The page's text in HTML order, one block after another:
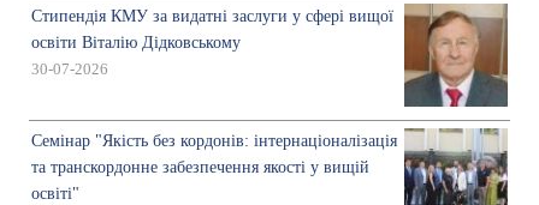
Стипендія КМУ за видатні заслуги у сфері вищої
освіти Віталію Дідковському
30-07-2026
Семінар "Якість без кордонів: інтернаціоналізація
та транскордонне забезпечення якості у вищій
освіті"